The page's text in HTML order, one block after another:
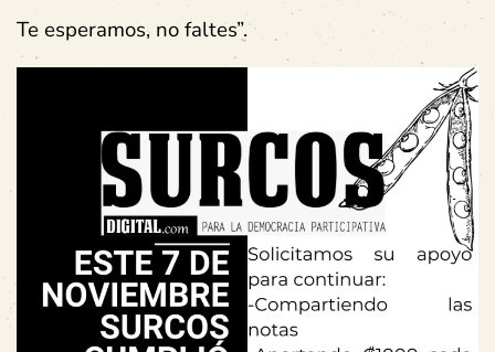
Te esperamos, no faltes”.